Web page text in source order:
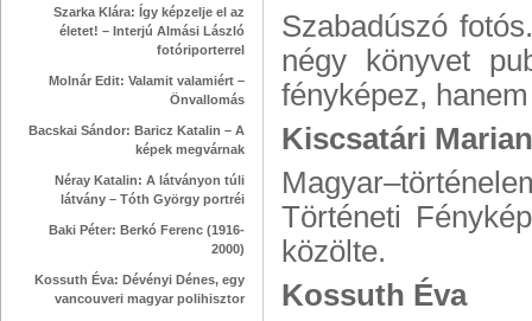
Szarka Klára: Így képzelje el az
életet! – Interjú Almási László
fotóriporterrel
Molnár Edit: Valamit valamiért –
Önvallomás
Bacskai Sándor: Baricz Katalin – A
képek megvárnak
Néray Katalin: A látványon túli
látvány – Tóth György portréi
Baki Péter: Berkó Ferenc (1916-
2000)
Kossuth Éva: Dévényi Dénes, egy
vancouveri magyar polihisztor
Szabadúszó
négy könyvet
fényképez,
Kiscsatári
Történeti
közölte.
Kossuth Éva